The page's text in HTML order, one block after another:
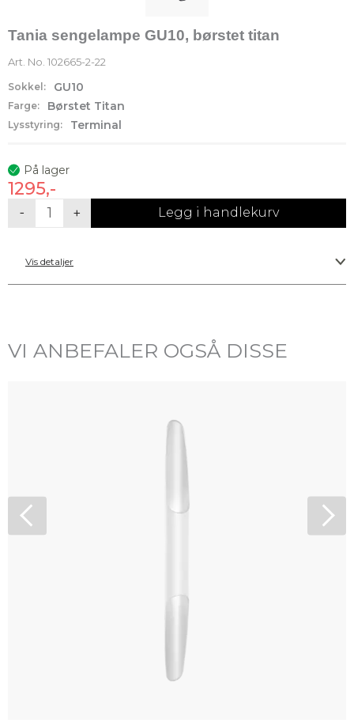
Tania sengelampe GU10, børstet titan
Art. No. 102665-2-22
Sokkel: GU10
Farge: Børstet Titan
Lysstyring: Terminal
1295,-
På lager
-
sengelampe
børstet
titan
+ Legg i handlekurv
Vis detaljer
VI ANBEFALER OGSÅ DISSE